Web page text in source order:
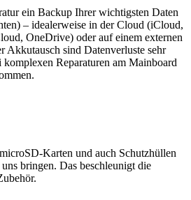
ein Backup Ihrer wichtigsten Daten
– idealerweise in der Cloud (iCloud,
OneDrive) oder auf einem externen
Akkutausch sind Datenverluste sehr
Reparaturen am Mainboard
Karten und auch Schutzhüllen
bringen. Das beschleunigt die